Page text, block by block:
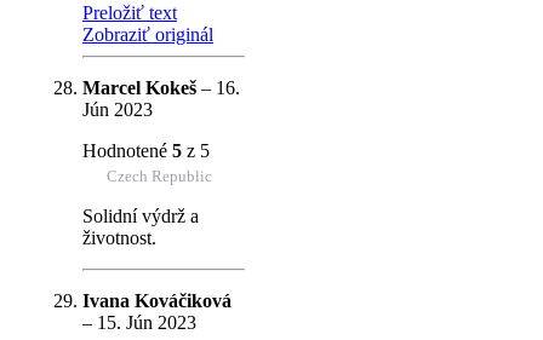
Preložiť text
Zobraziť originál
Marcel Kokeš – 16.
Jún 2023
Hodnotené 5 z 5
Czech Republic
Solidní výdrž a
životnost.
Ivana Kováčiková
– 15. Jún 2023